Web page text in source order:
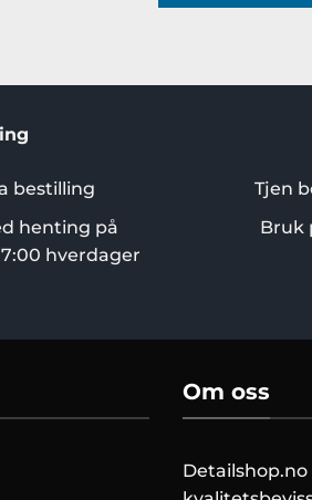
bestilling
henting på
hverdager
Tjen
Bruk
Om oss